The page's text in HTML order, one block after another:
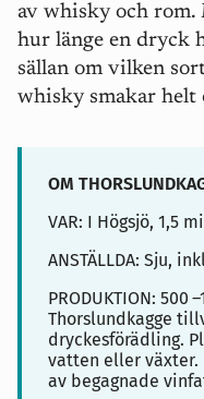
av whisky och rom.
hur länge en dryck
sällan om vilken
whisky smakar helt
OM
VAR: I Högsjö, 1,5
ANSTÄLLDA: Sju,
PRODUKTION: 500
Thorslundkagge
dryckesförädling.
vatten eller växter.
av begagnade